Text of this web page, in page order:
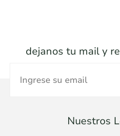
dejanos tu mail y
Nuestros